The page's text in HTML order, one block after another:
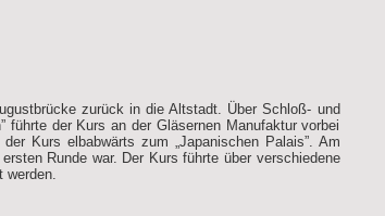
zurück in die Altstadt. Über Schloß- und
führte der Kurs an der Gläsernen Manufaktur vorbei
Kurs elbabwärts zum „Japanischen Palais”. Am
Runde war. Der Kurs führte über verschiedene
werden.